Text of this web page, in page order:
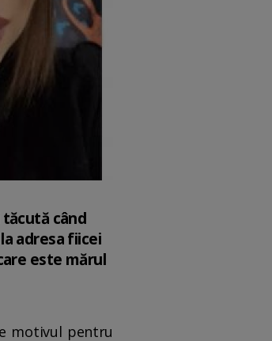
tăcută când
adresa fiicei
este mărul
motivul pentru